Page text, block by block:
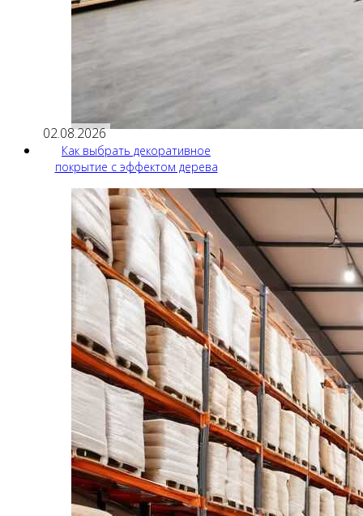
02.08.2026
Как выбрать декоративное
покрытие с эффектом дерева